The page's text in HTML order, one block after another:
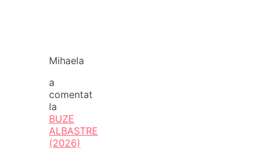
Mihaela
a
comentat
la
BUZE
ALBASTRE
(2026)